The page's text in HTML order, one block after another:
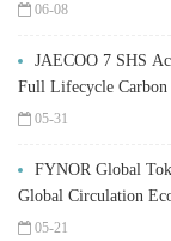
06-08
JAECOO 7 SHS
Full Lifecycle Carbon
05-31
FYNOR Global
Global Circulation
05-21